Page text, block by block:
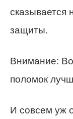
сказывается
защиты.
Внимание:
поломок
И совсем уж